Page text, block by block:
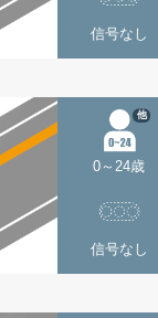
信号なし
0～24歳
他
信号なし